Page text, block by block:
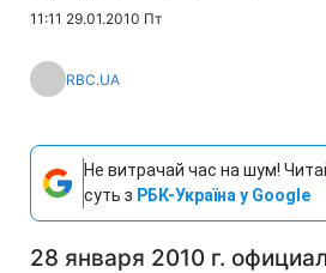
11:11 29.01.2010 Пт
RBC.UA
Не витрачай час на шум!
суть з РБК-Україна у Google
28 января 2010 г.